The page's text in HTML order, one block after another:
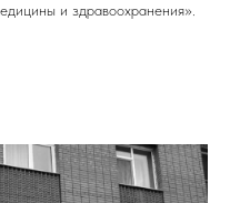
и здравоохранения».